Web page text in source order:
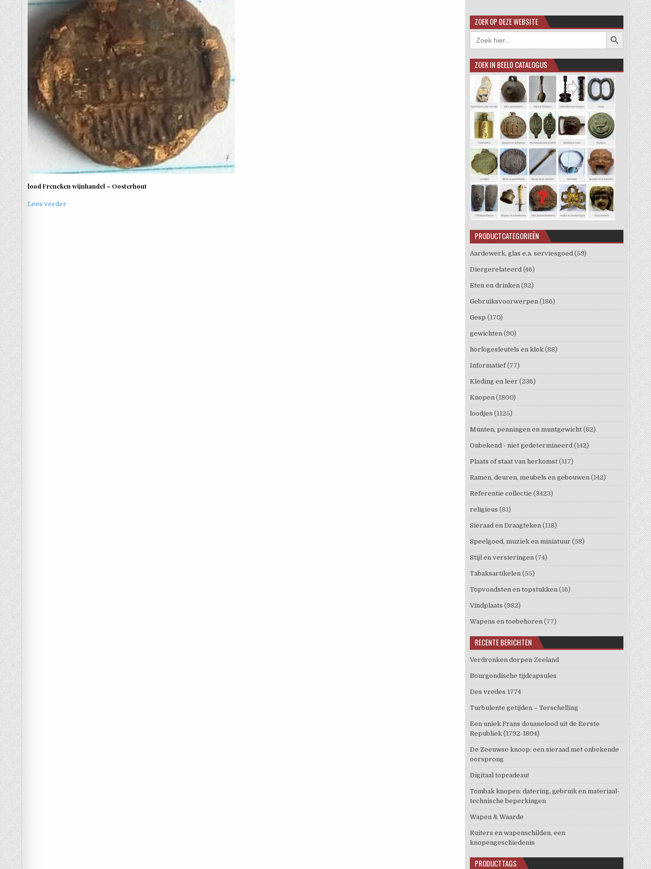
lood Frencken wijnhandel – Oosterhout
Lees verder
ZOEK OP DEZE WEBSITE
Zoek
naar:
Zoekknop
ZOEK IN BEELD CATALOGUS
PRODUCTCATEGORIEËN
Aardewerk, glas e.a. serviesgoed (59)
Diergerelateerd (46)
Eten en drinken (92)
Gebruiksvoorwerpen (186)
Gesp (170)
gewichten (90)
horlogesleutels en klok (88)
Informatief (77)
Kleding en leer (236)
Knopen (1800)
loodjes (1125)
Munten, penningen en muntgewicht (82)
Onbekend - niet gedetermineerd (142)
Plaats of staat van herkomst (117)
Ramen, deuren, meubels en gebouwen (142)
Referentie collectie (3423)
religieus (81)
Sieraad en Draagteken (118)
Speelgoed, muziek en miniatuur (58)
Stijl en versieringen (74)
Tabaksartikelen (55)
Topvondsten en topstukken (16)
Vindplaats (982)
Wapens en toebehoren (77)
RECENTE BERICHTEN
Verdronken dorpen Zeeland
Bourgondische tijdcapsules
Des vredes 1774
Turbulente getijden – Terschelling
Een uniek Frans douanelood uit de Eerste
Republiek (1792-1804)
De Zeeuwse knoop: een sieraad met onbekende
oorsprong
Digitaal topcadeau!
Tombak knopen: datering, gebruik en materiaal-
technische beperkingen
Wapen & Waarde
Ruiters en wapenschilden, een
knopengeschiedenis
PRODUCTTAGS